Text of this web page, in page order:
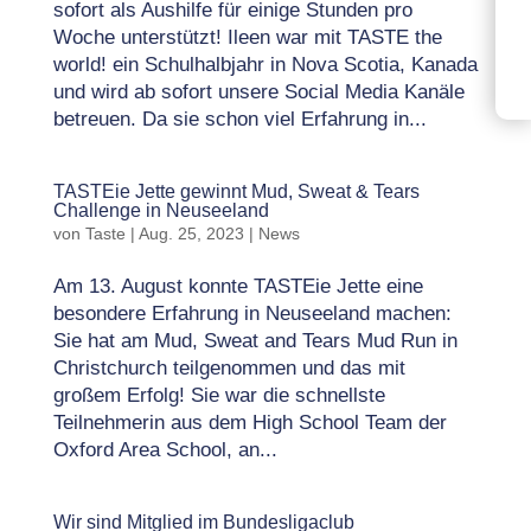
sofort als Aushilfe für einige Stunden pro
Woche unterstützt! Ileen war mit TASTE the
world! ein Schulhalbjahr in Nova Scotia, Kanada
und wird ab sofort unsere Social Media Kanäle
betreuen. Da sie schon viel Erfahrung in...
TASTEie Jette gewinnt Mud, Sweat & Tears
Challenge in Neuseeland
von Taste | Aug. 25, 2023 | News
Am 13. August konnte TASTEie Jette eine
besondere Erfahrung in Neuseeland machen:
Sie hat am Mud, Sweat and Tears Mud Run in
Christchurch teilgenommen und das mit
großem Erfolg! Sie war die schnellste
Teilnehmerin aus dem High School Team der
Oxford Area School, an...
Wir sind Mitglied im Bundesligaclub